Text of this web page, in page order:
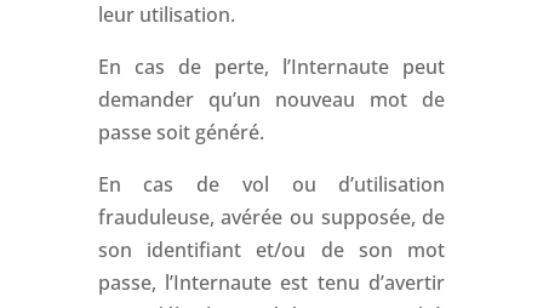
leur utilisation.
En cas de perte, l’Internaute peut
demander qu’un nouveau mot de
passe soit généré.
En cas de vol ou d’utilisation
frauduleuse, avérée ou supposée, de
son identifiant et/ou de son mot
passe, l’Internaute est tenu d’avertir